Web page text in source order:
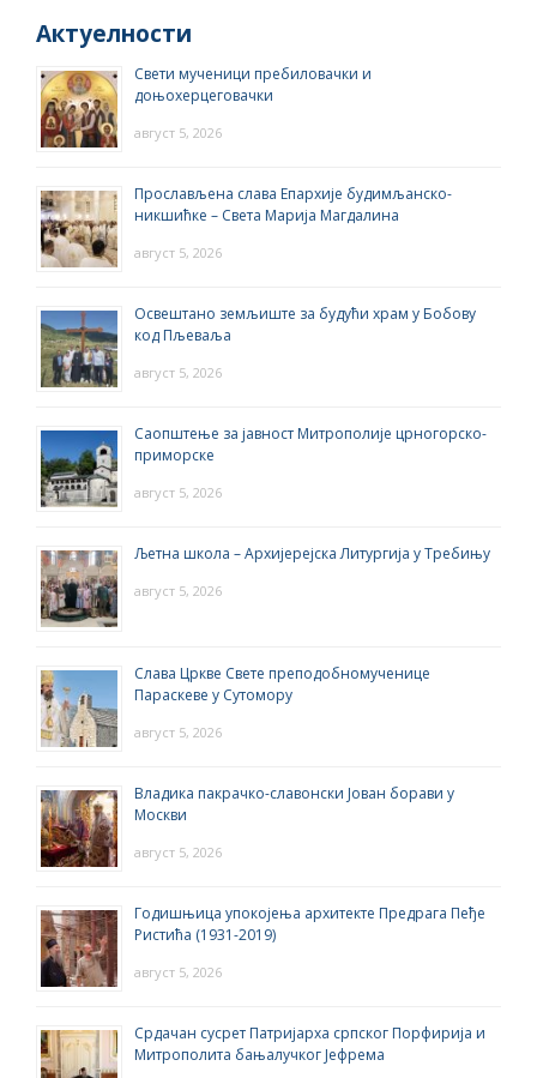
Актуелности
Свети мученици пребиловачки и
доњохерцеговачки
август 5, 2026
Прослављена слава Епархије будимљанско-
никшићке – Света Марија Магдалина
август 5, 2026
Освештано земљиште за будући храм у Бобову
код Пљеваља
август 5, 2026
Саопштење за јавност Митрополије црногорско-
приморске
август 5, 2026
Љетна школа – Архијерејска Литургија у Требињу
август 5, 2026
Слава Цркве Свете преподобномученице
Параскеве у Сутомору
август 5, 2026
Владика пакрачко-славонски Јован борави у
Москви
август 5, 2026
Годишњица упокојења архитекте Предрага Пеђе
Ристића (1931-2019)
август 5, 2026
Срдачан сусрет Патријарха српског Порфирија и
Митрополита бањалучког Јефрема